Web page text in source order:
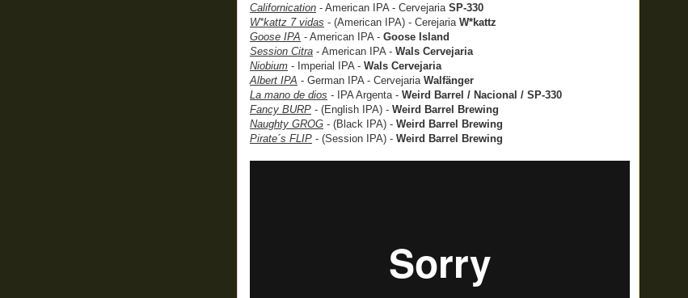
Californication - American IPA - Cervejaria SP-330
W*kattz 7 vidas - (American IPA) - Cerejaria W*kattz
Goose IPA - American IPA - Goose Island
Session Citra - American IPA - Wals Cervejaria
Niobium - Imperial IPA - Wals Cervejaria
Albert IPA - German IPA - Cervejaria Walfänger
La mano de dios - IPA Argenta - Weird Barrel / Nacional / SP-330
Fancy BURP - (English IPA) - Weird Barrel Brewing
Naughty GROG - (Black IPA) - Weird Barrel Brewing
Pirate´s FLIP - (Session IPA) - Weird Barrel Brewing